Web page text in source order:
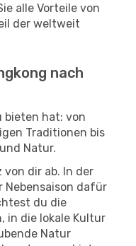
alle Vorteile von
der weltweit
nach
bieten hat: von
Traditionen bis
Natur.
von dir ab. In der
Nebensaison dafür
du die
in die lokale Kultur
Natur